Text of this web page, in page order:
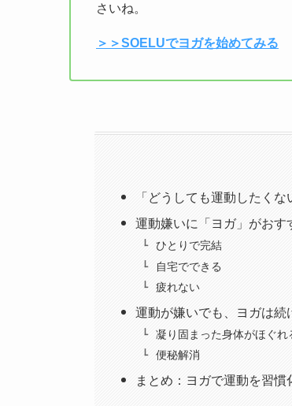
さいね。
＞＞SOELUでヨガを始めてみる
「どうしても運動したく
運動嫌いに「ヨガ」がおす
ひとりで完結
自宅でできる
疲れない
運動が嫌いでも、ヨガは続
凝り固まった身体がほぐれ
便秘解消
まとめ：ヨガで運動を習慣